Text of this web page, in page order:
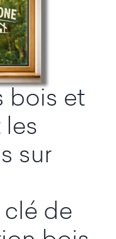
bois et
sur
de